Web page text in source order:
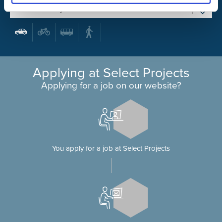
Applying at Select Projects
Applying for a job on our website?
You apply for a job at Select Projects